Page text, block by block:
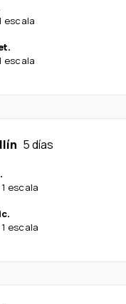
escala
escala
5 días
1 escala
1 escala